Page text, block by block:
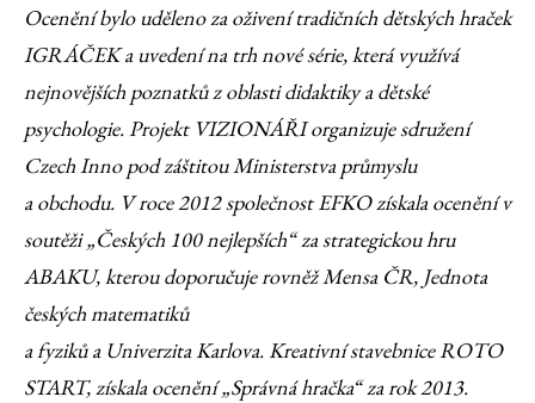
Ocenění bylo uděleno za oživení tradičních dětských hraček
IGRÁČEK a uvedení na trh nové série, která využívá
nejnovějších poznatků z oblasti didaktiky a dětské
psychologie. Projekt VIZIONÁŘI organizuje sdružení
Czech Inno pod záštitou Ministerstva průmyslu
a obchodu. V roce 2012 společnost EFKO získala ocenění v
soutěži „Českých 100 nejlepších“ za strategickou hru
ABAKU, kterou doporučuje rovněž Mensa ČR, Jednota
českých matematiků
a fyziků a Univerzita Karlova. Kreativní stavebnice ROTO
START, získala ocenění „Správná hračka“ za rok 2013.